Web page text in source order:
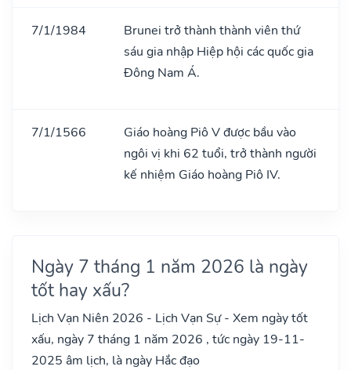
7/1/1984
Brunei trở thành thành viên thứ
sáu gia nhập Hiệp hội các quốc gia
Đông Nam Á.
7/1/1566
Giáo hoàng Piô V được bầu vào
ngôi vị khi 62 tuổi, trở thành người
kế nhiệm Giáo hoàng Piô IV.
Ngày 7 tháng 1 năm 2026 là ngày
tốt hay xấu?
Lịch Vạn Niên 2026 - Lịch Vạn Sự - Xem ngày tốt
xấu, ngày 7 tháng 1 năm 2026 , tức ngày 19-11-
2025 âm lịch, là ngày Hắc đạo